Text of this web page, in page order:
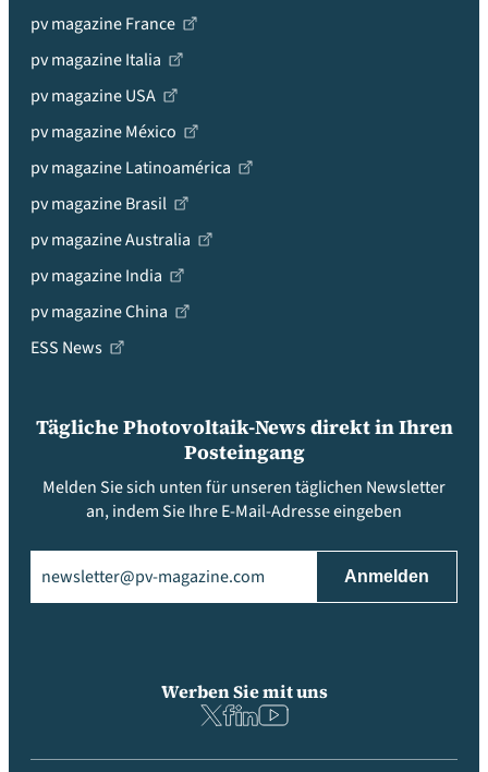
pv magazine France
pv magazine Italia
pv magazine USA
pv magazine México
pv magazine Latinoamérica
pv magazine Brasil
pv magazine Australia
pv magazine India
pv magazine China
ESS News
Tägliche Photovoltaik-News direkt in Ihren
Posteingang
Melden Sie sich unten für unseren täglichen Newsletter
an, indem Sie Ihre E-Mail-Adresse eingeben
Werben Sie mit uns